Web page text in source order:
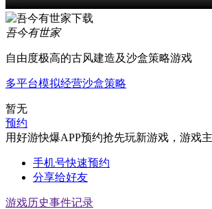
吾今有世家
自由度极高的古风建造及沙盒策略游戏
多平台模拟经营沙盒策略
暂无
预约
用好游快爆APP预约抢先玩新游戏，游戏
手机号快速预约
分享给好友
游戏历史事件记录